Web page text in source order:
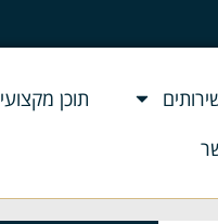
תוכן מקצועי